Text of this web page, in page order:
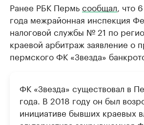
Ранее РБК Пермьсообщал , что
года межрайонная инспекция
налоговой службы № 21 по
краевой арбитраж заявление о
пермского ФК «Звезда»
ФК «Звезда» существовал в
года. В 2018 году он был
инициативе бывших краевых